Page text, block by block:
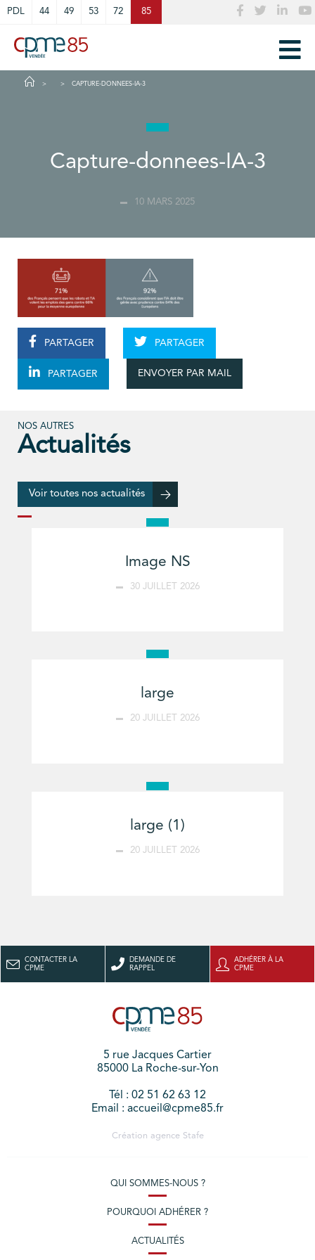
PDL 44 49 53 72 85
CAPTURE-DONNEES-IA-3
Capture-donnees-IA-3
10 MARS 2025
PARTAGER PARTAGER
PARTAGER ENVOYER PAR MAIL
NOS AUTRES
Actualités
Voir toutes nos actualités
Image NS
30 JUILLET 2026
large
20 JUILLET 2026
large (1)
20 JUILLET 2026
CONTACTER LA
CPME
DEMANDE DE
RAPPEL
ADHÉRER À LA
CPME
5 rue Jacques Cartier
85000 La Roche-sur-Yon
Tél : 02 51 62 63 12
Email : accueil@cpme85.fr
Création agence Stafe
QUI SOMMES-NOUS ?
POURQUOI ADHÉRER ?
ACTUALITÉS
Cookies management panel